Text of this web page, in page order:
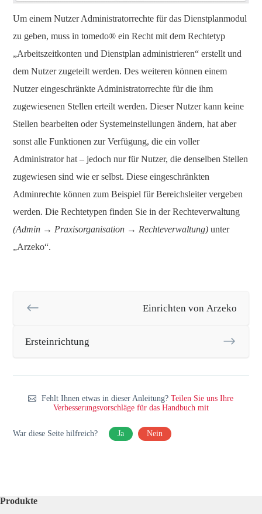
Um einem Nutzer Administratorrechte für das Dienstplanmodul
zu geben, muss in tomedo® ein Recht mit dem Rechtetyp
„Arbeitszeitkonten und Dienstplan administrieren“ erstellt und
dem Nutzer zugeteilt werden. Des weiteren können einem
Nutzer eingeschränkte Administratorrechte für die ihm
zugewiesenen Stellen erteilt werden. Dieser Nutzer kann keine
Stellen bearbeiten oder Systemeinstellungen ändern, hat aber
sonst alle Funktionen zur Verfügung, die ein voller
Administrator hat – jedoch nur für Nutzer, die denselben Stellen
zugewiesen sind wie er selbst. Diese eingeschränkten
Adminrechte können zum Beispiel für Bereichsleiter vergeben
werden. Die Rechtetypen finden Sie in der Rechteverwaltung
(Admin → Praxisorganisation → Rechteverwaltung) unter
„Arzeko“.
Einrichten von Arzeko
Ersteinrichtung
Fehlt Ihnen etwas in dieser Anleitung?Teilen Sie uns Ihre
Verbesserungsvorschläge für das Handbuch mit
War diese Seite hilfreich? Ja Nein
Produkte